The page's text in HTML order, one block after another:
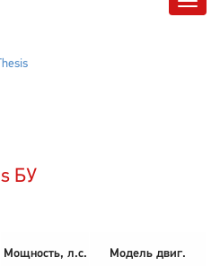
БУ
Мощность, л.с. Модель двиг.